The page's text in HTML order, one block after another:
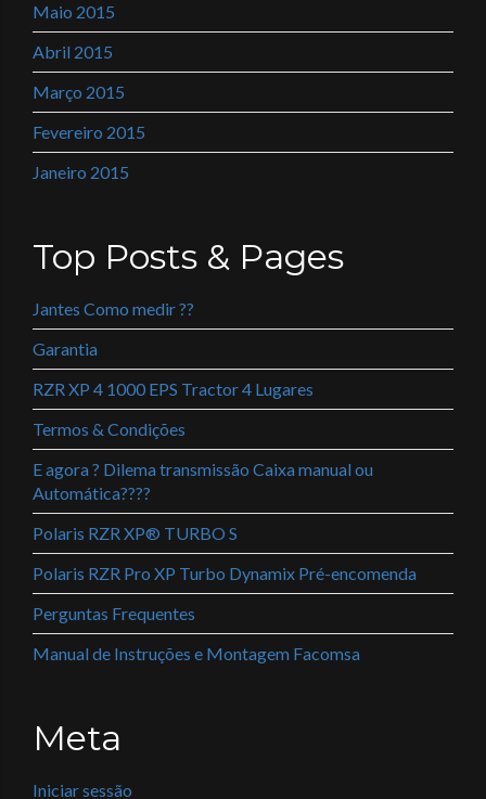
Maio 2015
Abril 2015
Março 2015
Fevereiro 2015
Janeiro 2015
Top Posts & Pages
Jantes Como medir ??
Garantia
RZR XP 4 1000 EPS Tractor 4 Lugares
Termos & Condições
E agora ? Dilema transmissão Caixa manual ou
Automática????
Polaris RZR XP® TURBO S
Polaris RZR Pro XP Turbo Dynamix Pré-encomenda
Perguntas Frequentes
Manual de Instruções e Montagem Facomsa
Meta
Iniciar sessão